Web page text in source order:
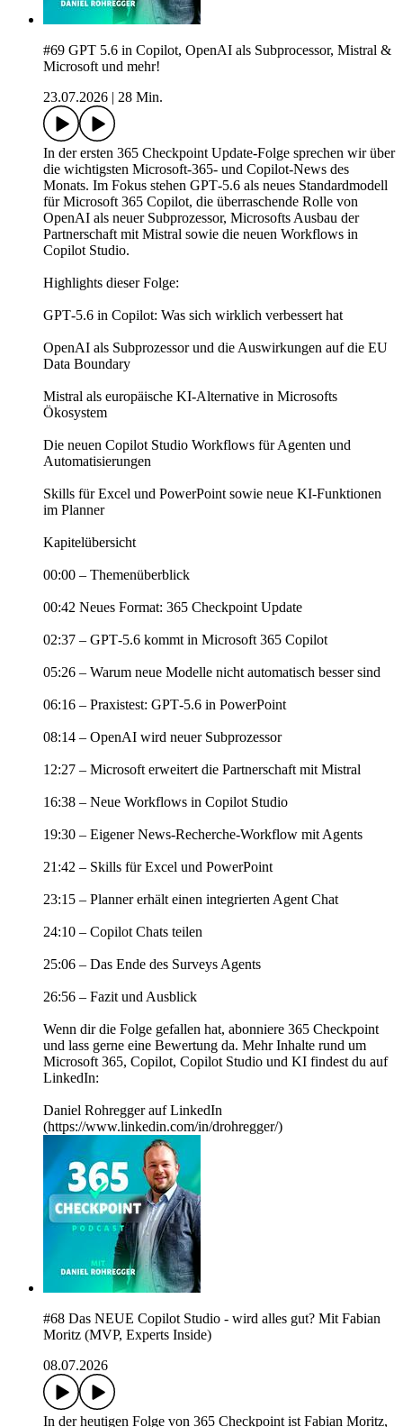
#69 GPT 5.6 in Copilot, OpenAI als Subprocessor, Mistral &
Microsoft und mehr!
23.07.2026
28 Min.
In der ersten 365 Checkpoint Update-Folge sprechen wir über
die wichtigsten Microsoft‑365- und Copilot-News des
Monats. Im Fokus stehen GPT‑5.6 als neues Standardmodell
für Microsoft 365 Copilot, die überraschende Rolle von
OpenAI als neuer Subprozessor, Microsofts Ausbau der
Partnerschaft mit Mistral sowie die neuen Workflows in
Copilot Studio.
Highlights dieser Folge:
GPT‑5.6 in Copilot: Was sich wirklich verbessert hat
OpenAI als Subprozessor und die Auswirkungen auf die EU
Data Boundary
Mistral als europäische KI-Alternative in Microsofts
Ökosystem
Die neuen Copilot Studio Workflows für Agenten und
Automatisierungen
Skills für Excel und PowerPoint sowie neue KI-Funktionen
im Planner
Kapitelübersicht
00:00 – Themenüberblick
00:42 Neues Format: 365 Checkpoint Update
02:37 – GPT‑5.6 kommt in Microsoft 365 Copilot
05:26 – Warum neue Modelle nicht automatisch besser sind
06:16 – Praxistest: GPT‑5.6 in PowerPoint
08:14 – OpenAI wird neuer Subprozessor
12:27 – Microsoft erweitert die Partnerschaft mit Mistral
16:38 – Neue Workflows in Copilot Studio
19:30 – Eigener News-Recherche-Workflow mit Agents
21:42 – Skills für Excel und PowerPoint
23:15 – Planner erhält einen integrierten Agent Chat
24:10 – Copilot Chats teilen
25:06 – Das Ende des Surveys Agents
26:56 – Fazit und Ausblick
Wenn dir die Folge gefallen hat, abonniere 365 Checkpoint
und lass gerne eine Bewertung da. Mehr Inhalte rund um
Microsoft 365, Copilot, Copilot Studio und KI findest du auf
LinkedIn:
Daniel Rohregger auf LinkedIn
(https://www.linkedin.com/in/drohregger/)
#68 Das NEUE Copilot Studio - wird alles gut? Mit Fabian
Moritz (MVP, Experts Inside)
08.07.2026
In der heutigen Folge von 365 Checkpoint ist Fabian Moritz,